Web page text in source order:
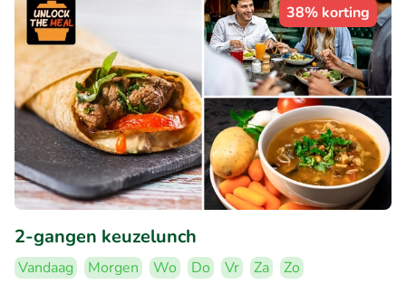
38% korting
2-gangen keuzelunch
Vandaag Morgen Wo Do Vr Za
Zo